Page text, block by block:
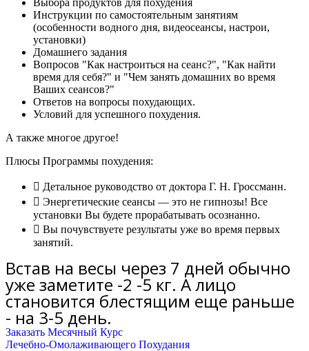
Выбора продуктов для похудения
Инструкции по самостоятельным занятиям
(особенности водного дня, видеосеансы, настрои,
установки)
Домашнего задания
Вопросов "Как настроиться на сеанс?", "Как найти
время для себя?" и "Чем занять домашних во время
Ваших сеансов?"
Ответов на вопросы похудающих.
Условий для успешного похудения.
А также многое другое!
Плюсы Программы похудения:
Детальное руководство от доктора Г. Н. Гроссманн.
Энергетические сеансы — это не гипнозы! Все
установки Вы будете прорабатывать осознанно.
Вы почувствуете результаты уже во время первых
занятий.
Встав на весы через 7 дней обычно
уже заметите -2 -5 кг. А лицо
становится блестящим еще раньше
- на 3-5 день.
Заказать Месячный Курс
Лечебно-Омолаживающего Похудания